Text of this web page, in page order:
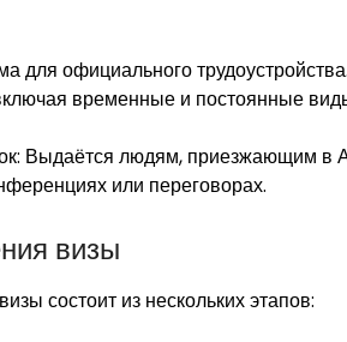
для официального
временные и постоянные
Выдаётся людям, приезжающим в
или переговорах.
визы
состоит из нескольких этапов: